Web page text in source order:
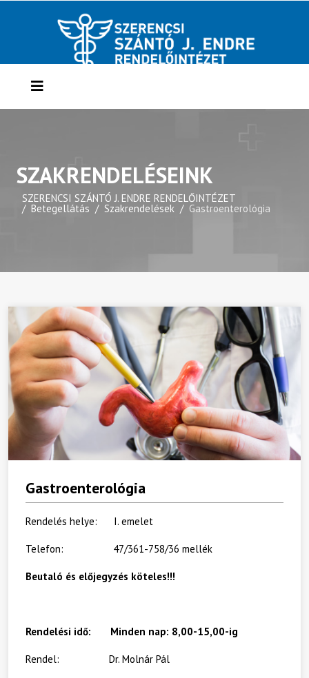
SZAKRENDELÉSEINK
SZERENCSI SZÁNTÓ J. ENDRE RENDELŐINTÉZET
Betegellátás Szakrendelések Gastroenterológia
Gastroenterológia
Rendelés helye: I. emelet
Telefon: 47/361-758/36 mellék
Beutaló és előjegyzés köteles!!!
Rendelési idő: Minden nap: 8,00-15,00-ig
Rendel: Dr. Molnár Pál